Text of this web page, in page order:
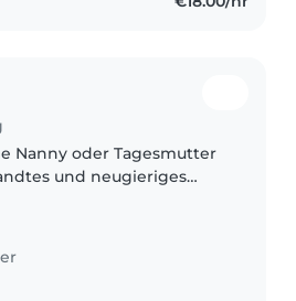
Nanny oder Tagesmutter
und neugieriges